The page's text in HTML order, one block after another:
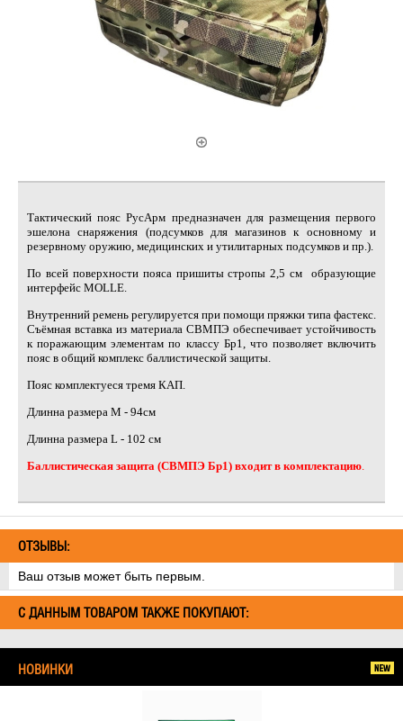
Тактический пояс РусАрм предназначен для размещения первого
эшелона снаряжения (подсумков для магазинов к основному и
резервному оружию, медицинских и утилитарных подсумков и пр.).
По всей поверхности пояса пришиты стропы 2,5 см образующие
интерфейс MOLLE.
Внутренний ремень регулируется при помощи пряжки типа фастекс.
Съёмная вставка из материала СВМПЭ обеспечивает устойчивость
к поражающим элементам по классу Бр1, что позволяет включить
пояс в общий комплекс баллистической защиты.
Пояс комплектуеся тремя КАП.
Длинна размера М - 94см
Длинна размера L - 102 см
Баллистическая защита (СВМПЭ Бр1) входит в комплектацию.
ОТЗЫВЫ:
Ваш отзыв может быть первым.
С ДАННЫМ ТОВАРОМ ТАКЖЕ ПОКУПАЮТ:
НОВИНКИ